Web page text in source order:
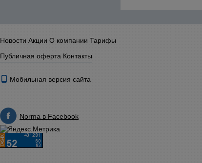
Новости Акции О компании Тарифы
Публичная оферта Контакты
Мобильная версия сайта
Norma в Facebook